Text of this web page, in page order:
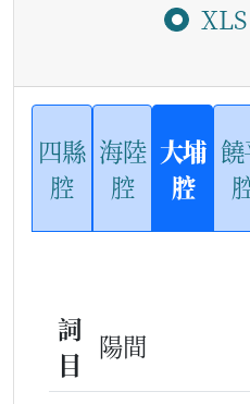
XLS
四縣
腔
海陸
腔
大埔
腔
詞
目
陽間